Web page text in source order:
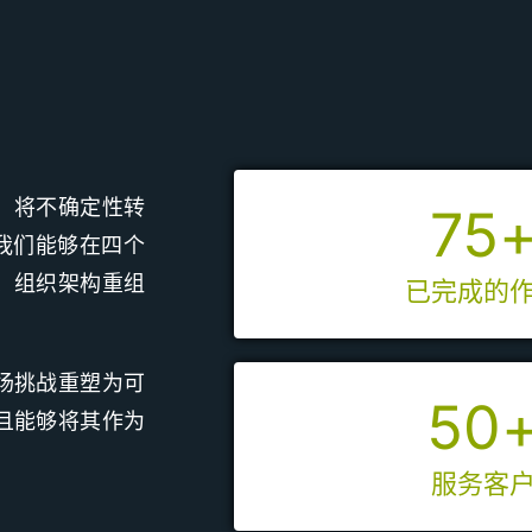
将不确定性转
们能够在四个
组织架构重组
挑战重塑为可
能够将其作为
已完成的
75+
服务客户
50